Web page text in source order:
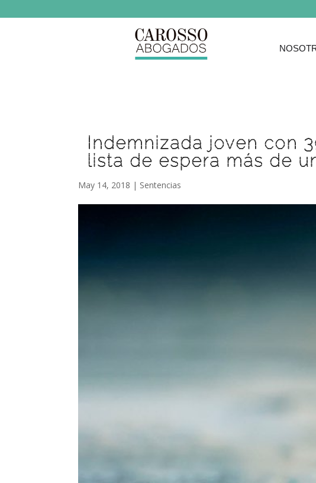
Indemnizada joven con
lista de espera más de
May 14, 2018 | Sentencias